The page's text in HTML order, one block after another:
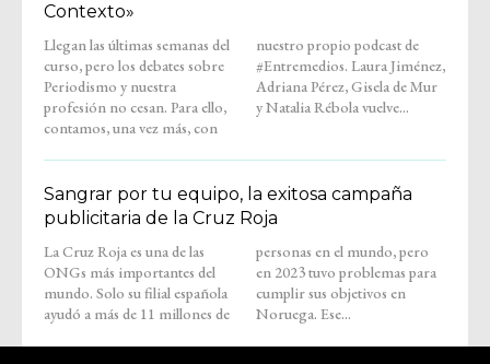
Contexto»
Llegan las últimas semanas del
curso, pero los debates sobre
Periodismo y nuestra
profesión no cesan. Para ello,
contamos, una vez más, con
nuestro propio podcast de
#Entremedios. Laura Jiménez,
Adriana Pérez, Gisela de Mur
y Natalia Rébola vuelve...
Sangrar por tu equipo, la exitosa campaña
publicitaria de la Cruz Roja
La Cruz Roja es una de las
ONGs más importantes del
mundo. Solo su filial española
ayudó a más de 11 millones de
personas en el mundo, pero
en 2023 tuvo problemas para
cumplir sus objetivos en
Noruega. Ese...